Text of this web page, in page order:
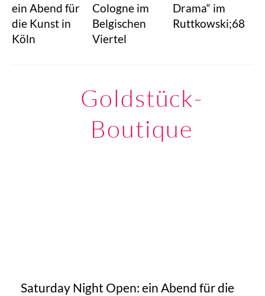
ein Abend für
die Kunst in
Köln
Cologne im
Belgischen
Viertel
Drama“ im
Ruttkowski;68
Goldstück-
Boutique
Saturday Night Open: ein Abend für die